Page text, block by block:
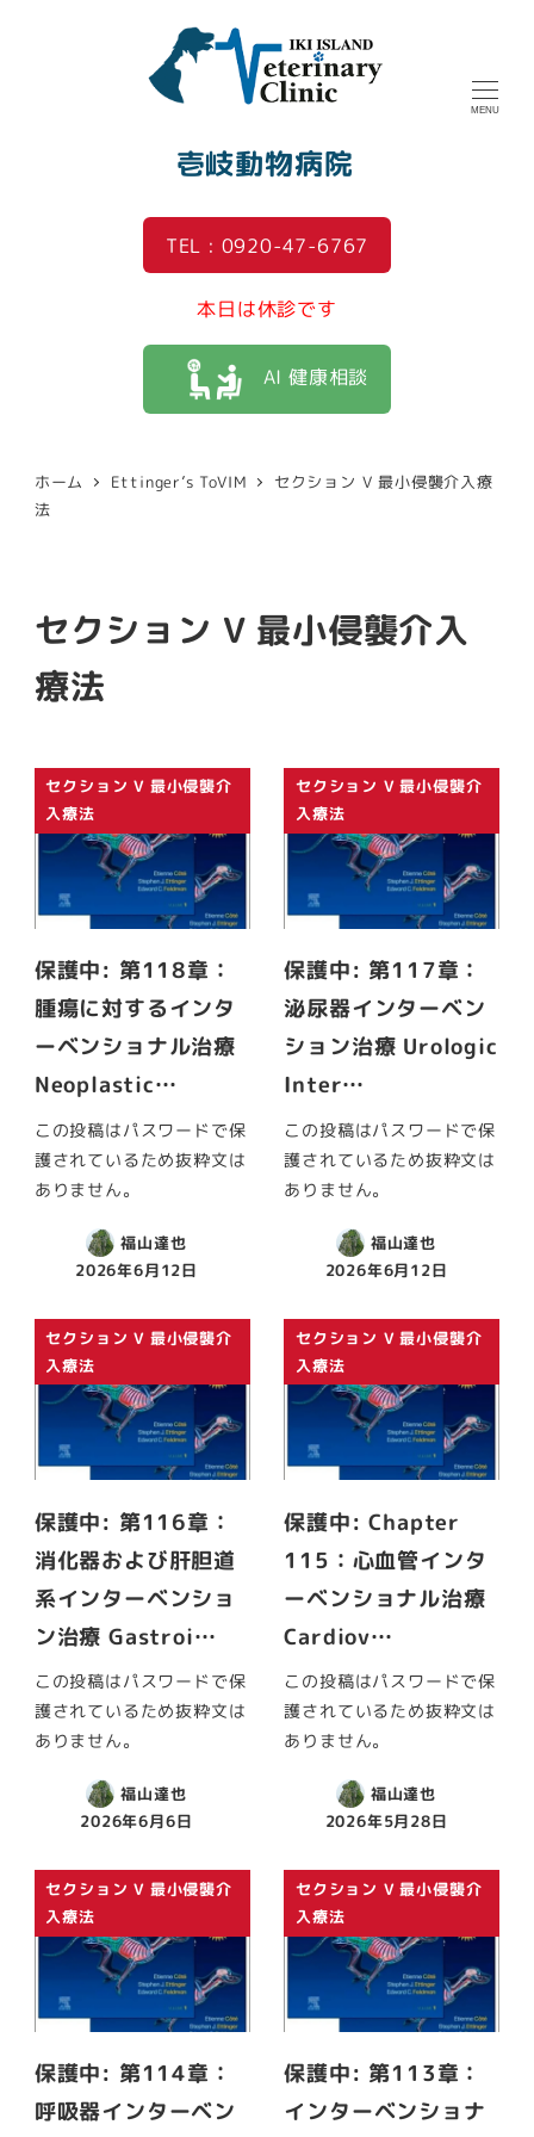
壱岐動物病院
MENU
TEL : 0920-47-6767
本日は休診です
AI 健康相談
ホーム Ettinger’s ToVIM
セクション V 最小侵襲介入療
法
セクション V 最小侵襲介入
療法
セクション V 最小侵襲介
入療法
保護中: 第118章：
腫瘍に対するインタ
ーベンショナル治療
Neoplastic…
この投稿はパスワードで保
護されているため抜粋文は
ありません。
福山達也
2026年6月12日
セクション V 最小侵襲介
入療法
保護中: 第117章：
泌尿器インターベン
ション治療 Urologic
Inter…
この投稿はパスワードで保
護されているため抜粋文は
ありません。
福山達也
2026年6月12日
セクション V 最小侵襲介
入療法
保護中: 第116章：
消化器および肝胆道
系インターベンショ
ン治療 Gastroi…
この投稿はパスワードで保
護されているため抜粋文は
ありません。
福山達也
2026年6月6日
セクション V 最小侵襲介
入療法
保護中: Chapter
115：心血管インタ
ーベンショナル治療
Cardiov…
この投稿はパスワードで保
護されているため抜粋文は
ありません。
福山達也
2026年5月28日
セクション V 最小侵襲介
入療法
保護中: 第114章：
呼吸器インターベン
セクション V 最小侵襲介
入療法
保護中: 第113章：
インターベンショナ